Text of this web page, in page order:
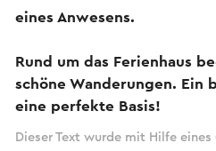
eines Anwesens.
Rund um das Ferienhaus
schöne Wanderungen. Ein
eine perfekte Basis!
Dieser Text wurde mit Hilfe eines